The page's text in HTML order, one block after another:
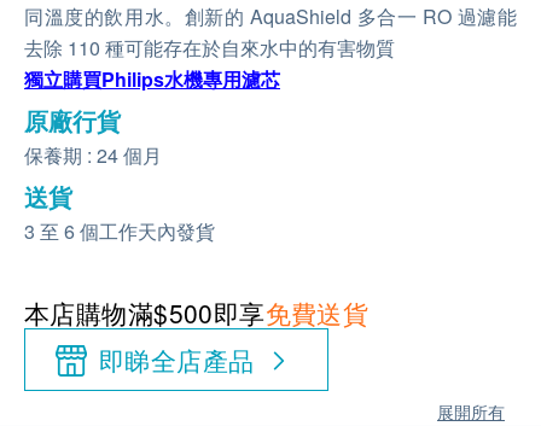
同溫度的飲用水。創新的 AquaShield 多合一 RO 過濾能
去除 110 種可能存在於自來水中的有害物質
獨立購買Philips水機專用濾芯
原廠行貨
保養期 : 24 個月
送貨
3 至 6 個工作天內發貨
本店購物滿$500即享免費送貨
即睇全店產品
展開所有